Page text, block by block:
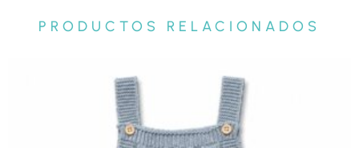
PRODUCTOS RELACIONADOS